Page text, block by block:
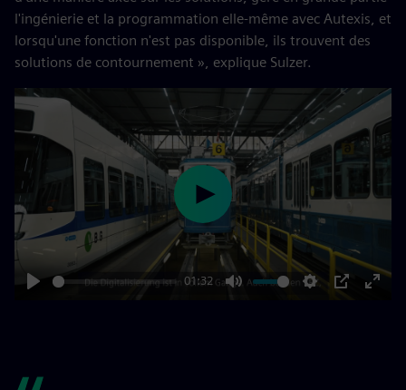
l'ingénierie et la programmation elle-même avec Autexis, et
lorsqu'une fonction n'est pas disponible, ils trouvent des
solutions de contournement », explique Sulzer.
01:32
Play